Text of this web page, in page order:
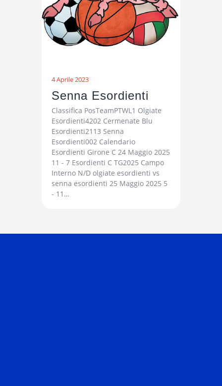
4 Aprile 2023
Senna Esordienti
Classifica PosTeamPTWL1 Olgiate
Esordienti4202 Cermenate Blu
Esordienti2113 Senna
Esordienti002 Calendario
Esordienti Girone C 24 Maggio 2025
11 - 7 Esordienti C TG2025 Campo
Interno N/D olgiate esordienti vs
senna esordienti 25 Maggio 2025 5
- 11…